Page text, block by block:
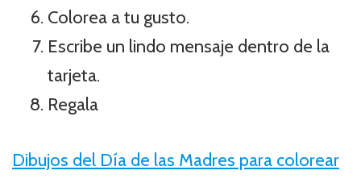
Colorea a tu gusto.
Escribe un lindo mensaje dentro de la
tarjeta.
Regala
Dibujos del Día de las Madres para colorear